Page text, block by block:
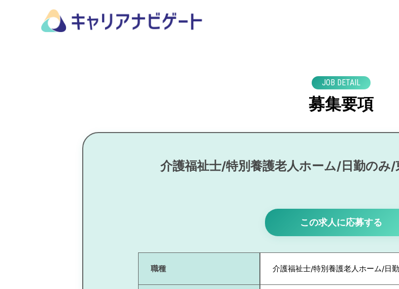
JOB DETAIL
募集要項
介護福祉士/特別養護老人ホーム/日勤のみ
この求人に応募する
職種 介護福祉士/特別養護老人ホーム/日